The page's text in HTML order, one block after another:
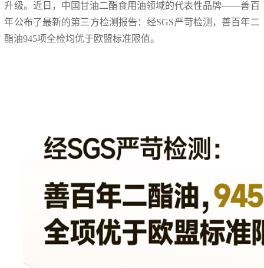
升级。近日，中国甘油二酯食用油领域的代表性品牌——善百
年公布了最新的第三方检测报告：经SGS严苛检测，善百年二
酯油945项全检均优于欧盟标准限值。